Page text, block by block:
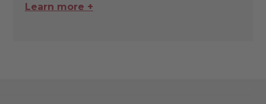
Learn more +